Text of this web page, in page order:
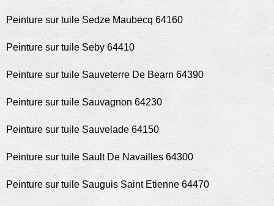
Peinture sur tuile Sedze Maubecq 64160
Peinture sur tuile Seby 64410
Peinture sur tuile Sauveterre De Bearn 64390
Peinture sur tuile Sauvagnon 64230
Peinture sur tuile Sauvelade 64150
Peinture sur tuile Sault De Navailles 64300
Peinture sur tuile Sauguis Saint Etienne 64470